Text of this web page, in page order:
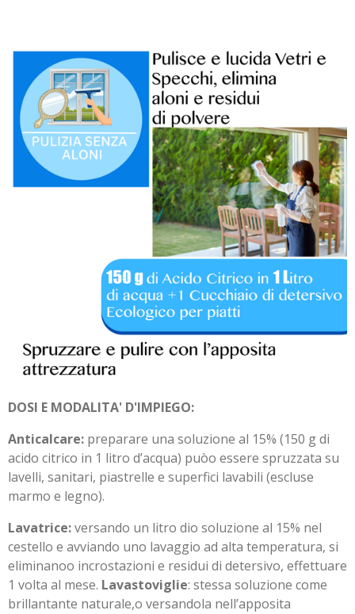
DOSI E MODALITA' D'IMPIEGO:
Anticalcare: preparare una soluzione al 15% (150 g di
acido citrico in 1 litro d’acqua) puòo essere spruzzata su
lavelli, sanitari, piastrelle e superfici lavabili (escluse
marmo e legno).
Lavatrice:versando un litro dio soluzione al 15% nel
cestello e avviando uno lavaggio ad alta temperatura, si
eliminanoo incrostazioni e residui di detersivo, effettuare
1 volta al mese. Lavastoviglie: stessa soluzione come
brillantante naturale,o versandola nell’apposita